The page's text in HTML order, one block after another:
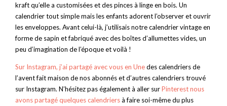
kraft qu’elle a customisées et des pinces à linge en bois. Un
calendrier tout simple mais les enfants adorent l’observer et ouvrir
les enveloppes. Avant celui-là, j’utilisais notre calendrier vintage en
forme de sapin et fabriqué avec des boîtes d’allumettes vides, un
peu d’imagination de l’époque et voilà !
Sur Instagram, j’ai partagé avec vous en Unedes calendriers de
l’avent fait maison de nos abonnés et d’autres calendriers trouvé
sur Instagram. N’hésitez pas également à aller surPinterest nous
avons partagé quelques calendriersà faire soi-même du plus